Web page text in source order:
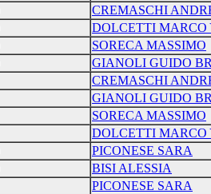
CREMASCHI
DOLCETTI MARCO
SORECA MASSIMO
GIANOLI GUIDO
CREMASCHI
GIANOLI GUIDO
SORECA MASSIMO
DOLCETTI MARCO
PICONESE SARA
BISI ALESSIA
PICONESE SARA